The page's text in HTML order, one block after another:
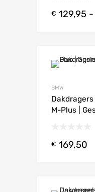
€ 129,95 -
BMW
Dakdragers
M-Plus |
€ 169,50